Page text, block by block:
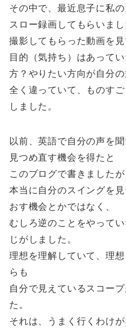
その中で、最近息子に私
スロー録画してもらいまし
撮影してもらった動画を見
目的（気持ち）はあって
方？やりたい方向が自分の
全く違っていて、ものす
しました。
以前、英語で自分の声を
見つめ直す機会を得たと
このブログで書きましたが
本当に自分のスイングを
おす機会とかではなく、
むしろ逆のことをやって
じがしました。
理想を理解していて、理
らも
自分で見えているスコー
た。
それは、うまく行くわけが